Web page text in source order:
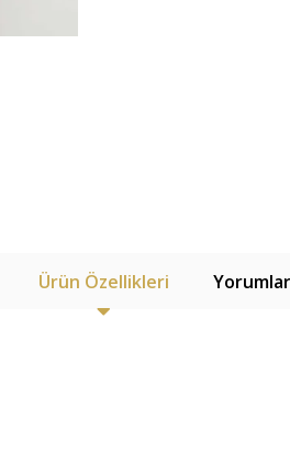
Ürün Özellikleri Yorumlar